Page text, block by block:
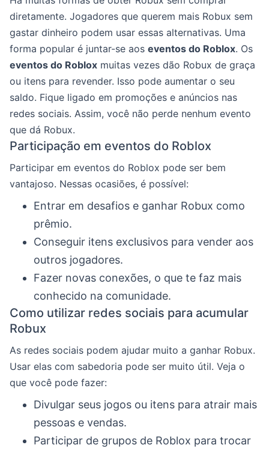
diretamente. Jogadores que querem mais Robux sem
gastar dinheiro podem usar essas alternativas. Uma
forma popular é juntar-se aos eventos do Roblox. Os
eventos do Roblox muitas vezes dão Robux de graça
ou itens para revender. Isso pode aumentar o seu
saldo. Fique ligado em promoções e anúncios nas
redes sociais. Assim, você não perde nenhum evento
que dá Robux.
Participação em eventos do Roblox
Participar em eventos do Roblox pode ser bem
vantajoso. Nessas ocasiões, é possível:
Entrar em desafios e ganhar Robux como
prêmio.
Conseguir itens exclusivos para vender aos
outros jogadores.
Fazer novas conexões, o que te faz mais
conhecido na comunidade.
Como utilizar redes sociais para acumular
Robux
As redes sociais podem ajudar muito a ganhar Robux.
Usar elas com sabedoria pode ser muito útil. Veja o
que você pode fazer:
Divulgar seus jogos ou itens para atrair mais
pessoas e vendas.
Participar de grupos de Roblox para trocar